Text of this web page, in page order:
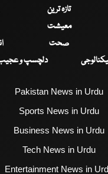
تازہ ترین
معیشت
صحت
دلچسپ و
Pakistan News in Urdu
Sports News in Urdu
Business News in Urdu
Tech News in Urdu
Entertainment News in